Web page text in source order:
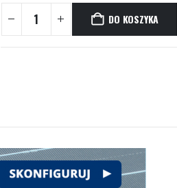
DO KOSZYKA